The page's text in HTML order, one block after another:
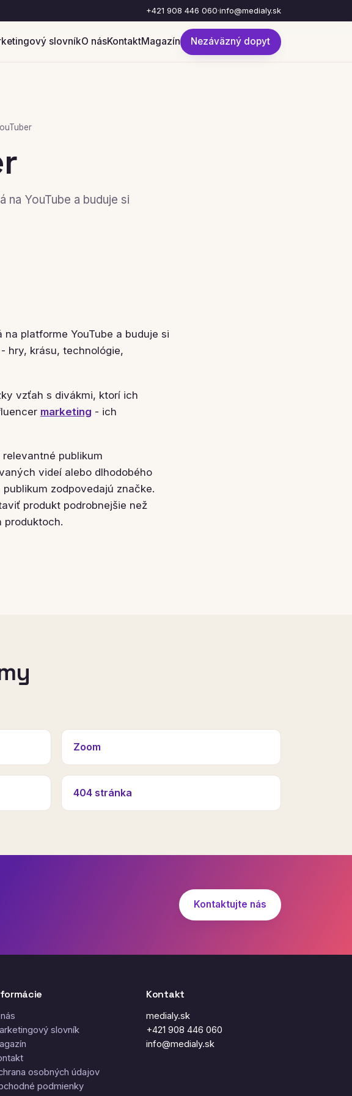
+421 908 446 060·info@medialy.sk
slovníkO násKontaktMagazín Nezáväzný dopyt
YouTube a buduje si
platforme YouTube a buduje si
hry, krásu, technológie,
vzťah s divákmi, ktorí ich
marketing - ich
publikum
videí alebo dlhodobého
zodpovedajú značke.
produkt podrobnejšie než
produktoch.
Zoom
404 stránka
Kontaktujte nás
slovník
osobných údajov
podmienky
Kontakt
medialy.sk
+421 908 446 060
info@medialy.sk